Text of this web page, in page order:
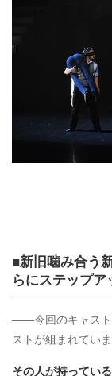
■新旧噛み合う
らにステップア
――今回のキャスト
ストが組まれてい
その人が持ってい